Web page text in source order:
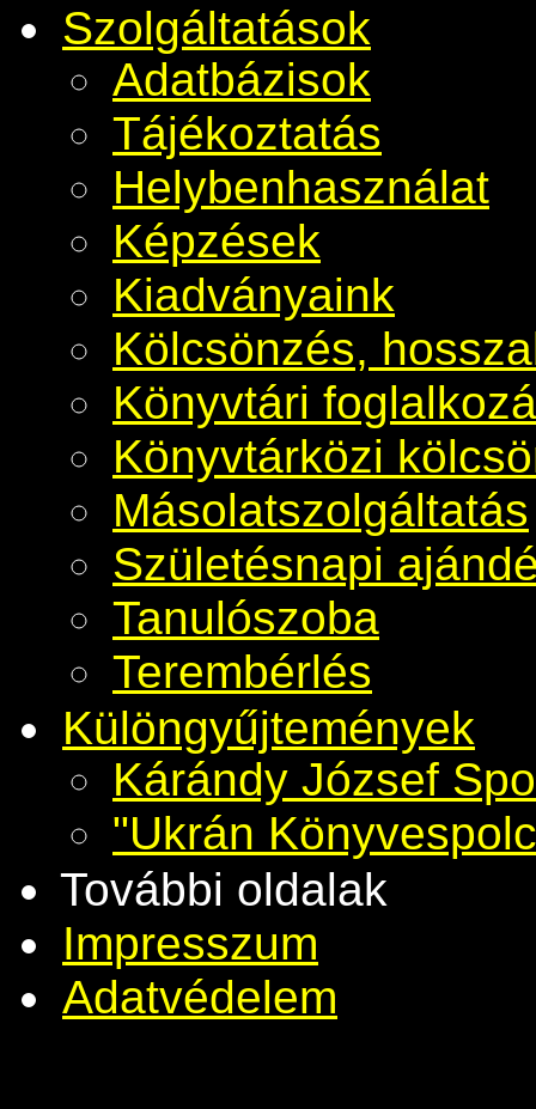
Szolgáltatások
Adatbázisok
Tájékoztatás
Helybenhasználat
Képzések
Kiadványaink
Kölcsönzés,
Könyvtári
Könyvtárközi
Másolatszolgáltatás
Születésnapi
Tanulószoba
Terembérlés
Különgyűjtemények
Kárándy József
"Ukrán
További oldalak
Impresszum
Adatvédelem